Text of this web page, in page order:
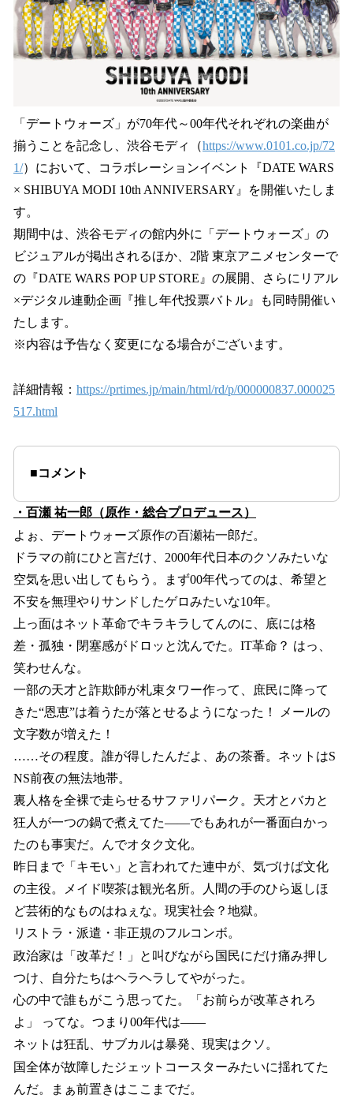
「デートウォーズ」が70年代～00年代それぞれの楽曲が
揃うことを記念し、渋谷モディ（https://www.0101.co.jp/72
1/）において、コラボレーションイベント『DATE WARS
× SHIBUYA MODI 10th ANNIVERSARY』を開催いたしま
す。
期間中は、渋谷モディの館内外に「デートウォーズ」の
ビジュアルが掲出されるほか、2階 東京アニメセンターで
の『DATE WARS POP UP STORE』の展開、さらにリアル
×デジタル連動企画『推し年代投票バトル』も同時開催い
たします。
※内容は予告なく変更になる場合がございます。
詳細情報： https://prtimes.jp/main/html/rd/p/000000837.000025
517.html
■コメント
・百瀬 祐一郎（原作・総合プロデュース）
よぉ、デートウォーズ原作の百瀬祐一郎だ。
ドラマの前にひと言だけ、2000年代日本のクソみたいな
空気を思い出してもらう。まず00年代ってのは、希望と
不安を無理やりサンドしたゲロみたいな10年。
上っ面はネット革命でキラキラしてんのに、底には格
差・孤独・閉塞感がドロッと沈んでた。IT革命？ はっ、
笑わせんな。
一部の天才と詐欺師が札束タワー作って、庶民に降って
きた“恩恵”は着うたが落とせるようになった！ メールの
文字数が増えた！
……その程度。誰が得したんだよ、あの茶番。ネットはS
NS前夜の無法地帯。
裏人格を全裸で走らせるサファリパーク。天才とバカと
狂人が一つの鍋で煮えてた――でもあれが一番面白かっ
たのも事実だ。んでオタク文化。
昨日まで「キモい」と言われてた連中が、気づけば文化
の主役。メイド喫茶は観光名所。人間の手のひら返しほ
ど芸術的なものはねぇな。現実社会？地獄。
リストラ・派遣・非正規のフルコンボ。
政治家は「改革だ！」と叫びながら国民にだけ痛み押し
つけ、自分たちはヘラヘラしてやがった。
心の中で誰もがこう思ってた。「お前らが改革されろ
よ」 ってな。つまり00年代は――
ネットは狂乱、サブカルは暴発、現実はクソ。
国全体が故障したジェットコースターみたいに揺れてた
んだ。まぁ前置きはここまでだ。